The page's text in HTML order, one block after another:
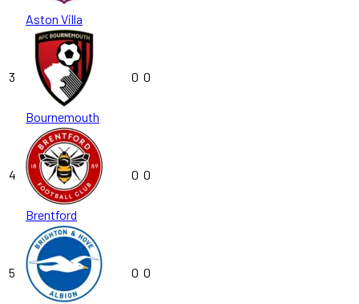
Aston Villa
3
Bournemouth
0 0
4
Brentford
0 0
5 0 0